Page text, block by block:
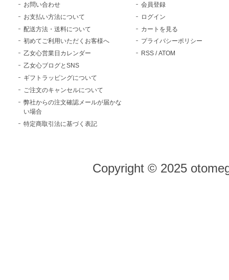
お問い合わせ
お支払い方法について
配送方法・送料について
初めてご利用いただくお客様へ
乙女心営業日カレンダー
乙女心ブログとSNS
ギフトラッピングについて
ご注文のキャンセルについて
弊社からの注文確認メールが届かな
い場合
特定商取引法に基づく表記
会員登録
ログイン
カートを見る
プライバシーポリシー
RSS /ATOM
Copyright © 2025